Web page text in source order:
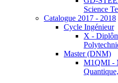
Science
Catalogue 2017 - 2018
Cycle Ingénieur
X -
Master (DNM)
M1QMI -